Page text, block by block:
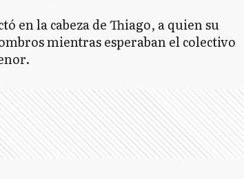
en la cabeza de Thiago, a quien su
mientras esperaban el colectivo